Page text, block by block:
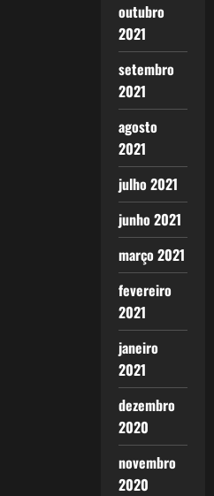
outubro
2021
setembro
2021
agosto
2021
julho 2021
junho 2021
março 2021
fevereiro
2021
janeiro
2021
dezembro
2020
novembro
2020